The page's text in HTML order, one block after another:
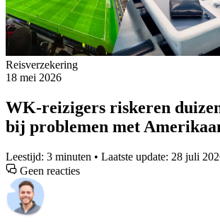
Reisverzekering
18 mei 2026
WK-reizigers riskeren
bij problemen met
Leestijd: 3 minuten • Laatste update: 28 juli
Geen reacties